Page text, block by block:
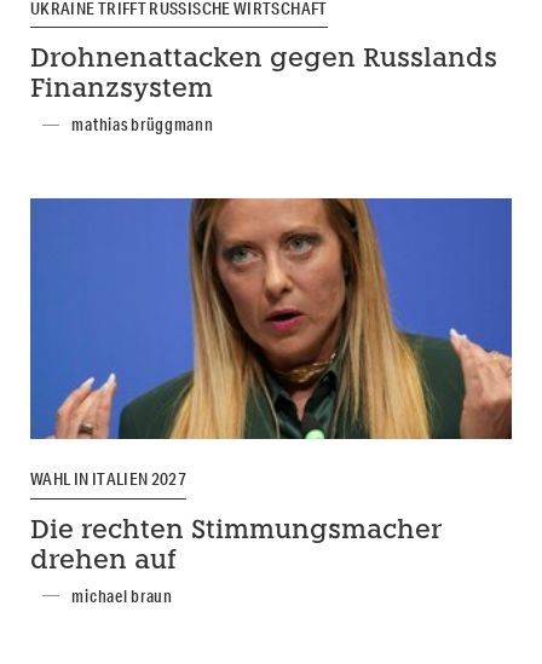
UKRAINE TRIFFT RUSSISCHE WIRTSCHAFT
Drohnenattacken gegen Russlands
Finanzsystem
mathias brüggmann
WAHL IN ITALIEN 2027
Die rechten Stimmungsmacher
drehen auf
michael braun